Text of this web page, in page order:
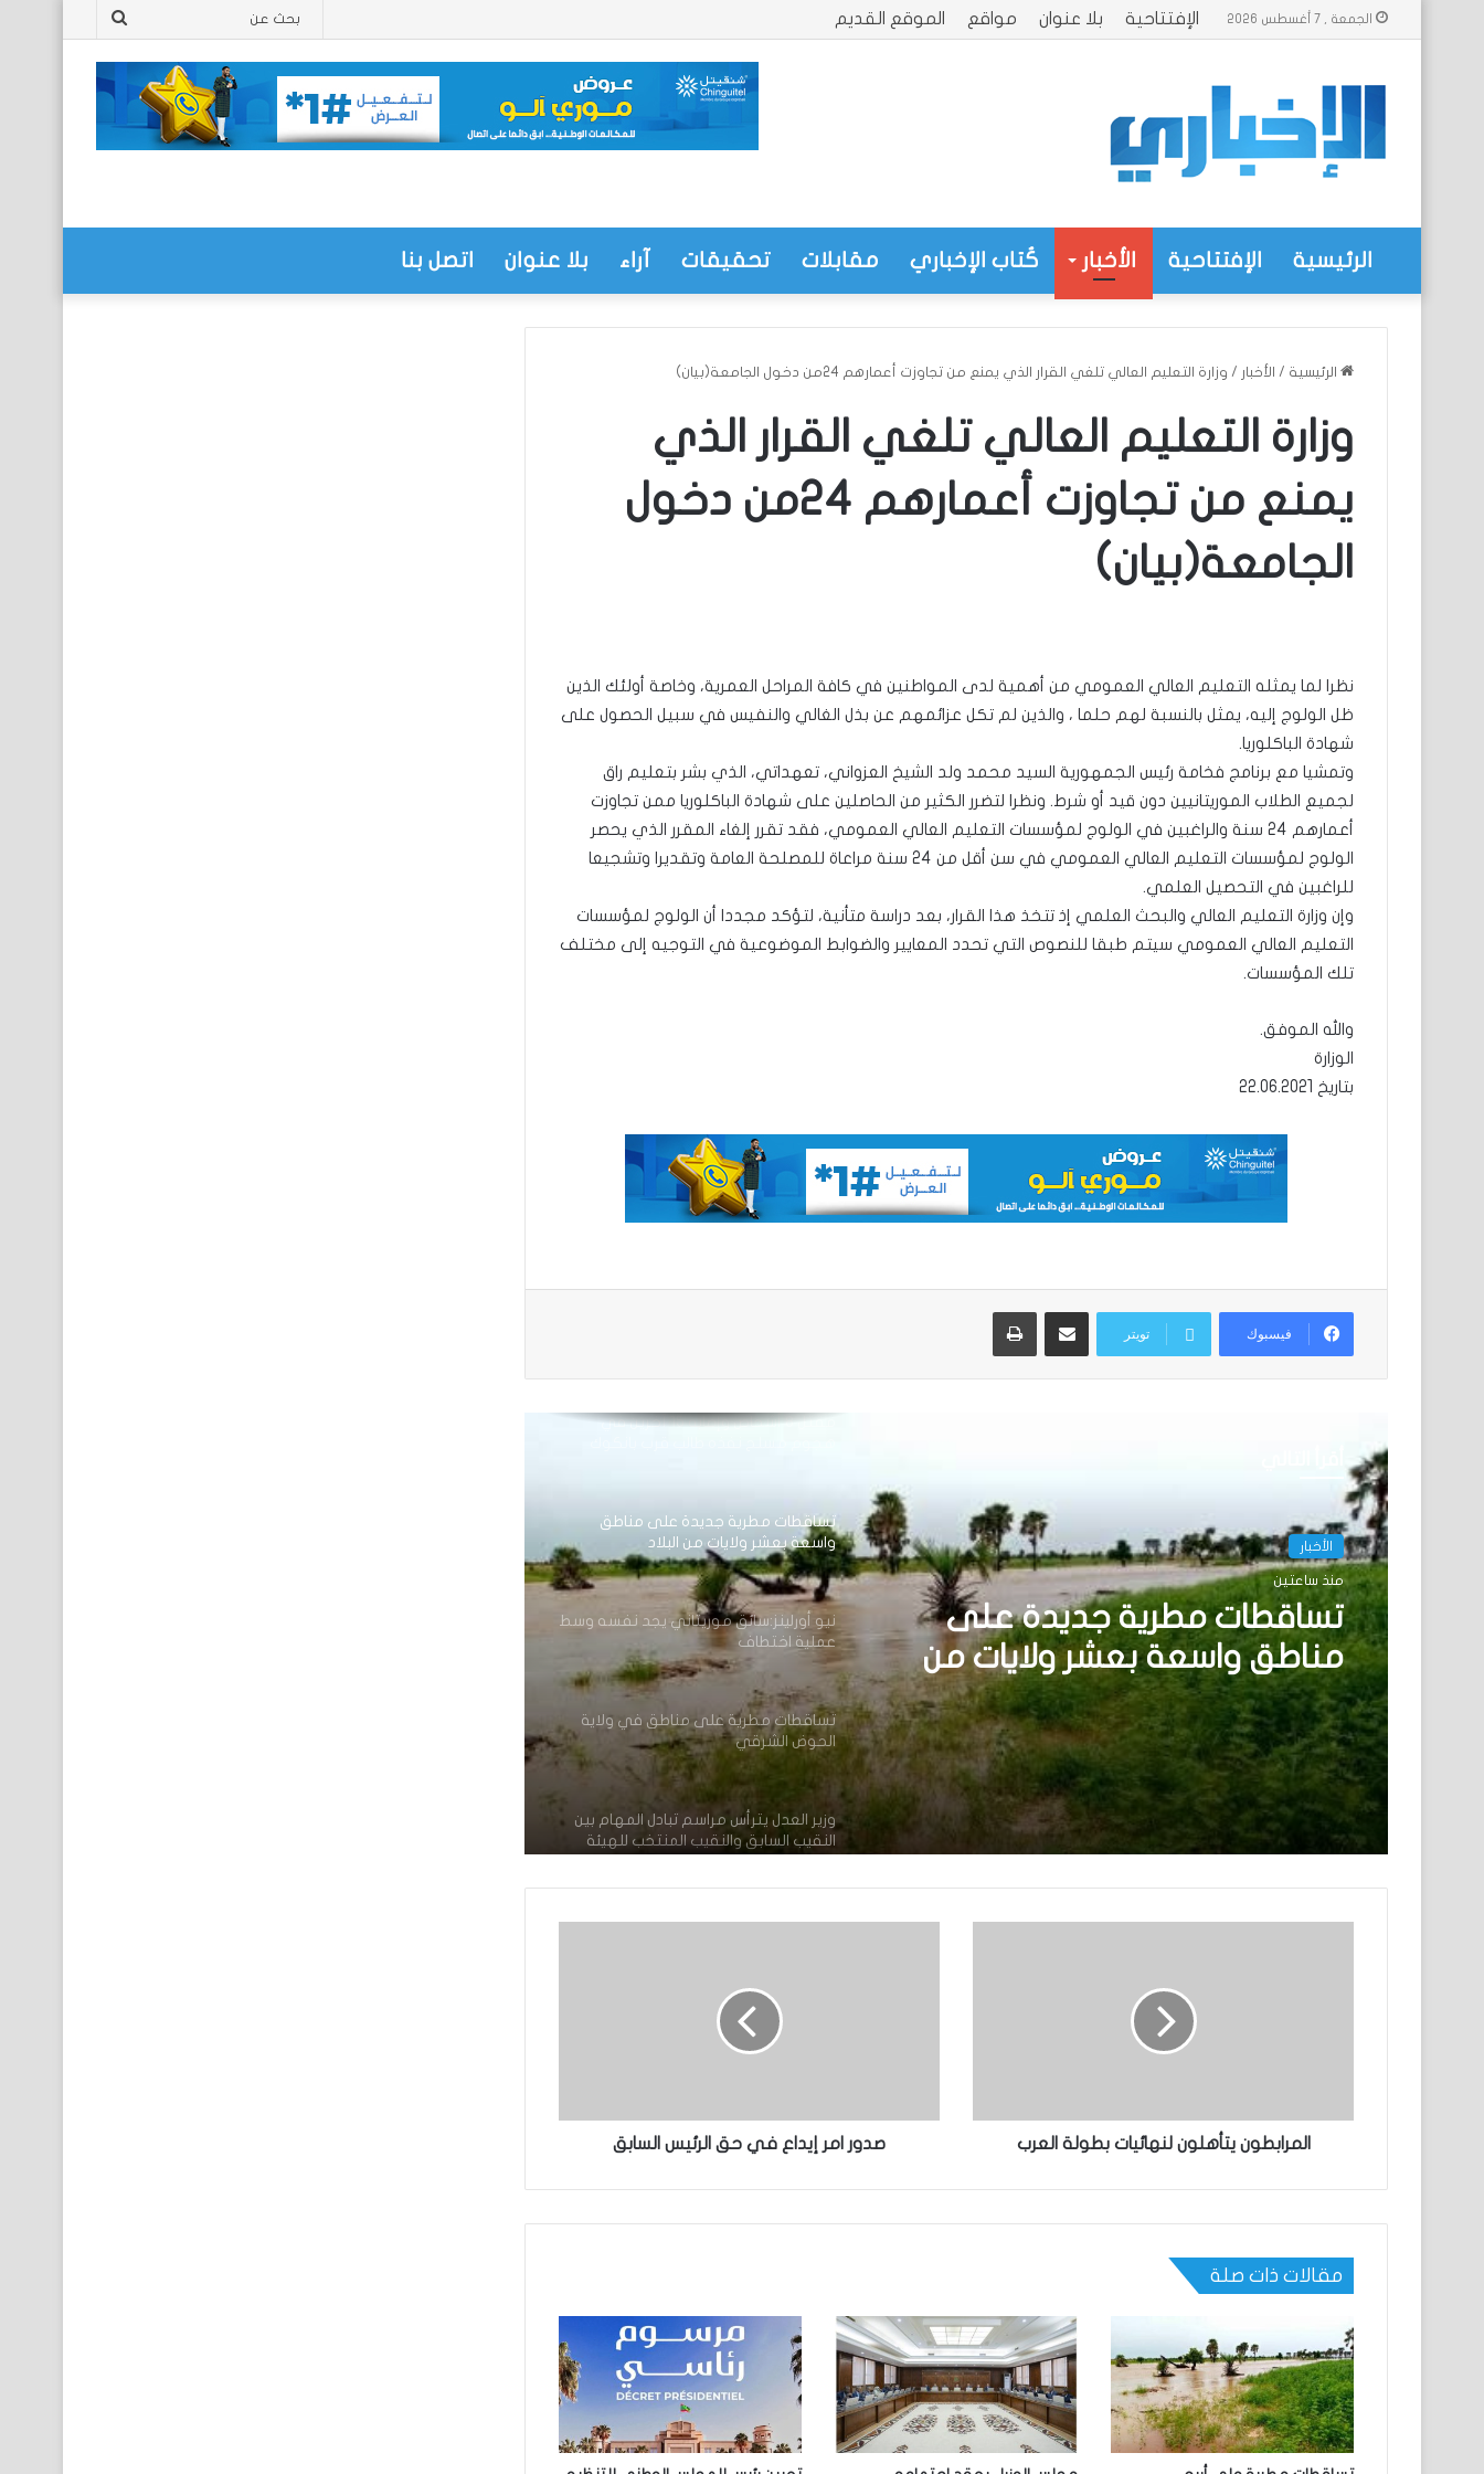
الجمعة , 7 أغسطس 2026 الإفتتاحية بلا عنوان مواقع الموقع القديم بحث
الرئيسية الإفتتاحية الأخبار كُتاب الإخباري مقابلات تحقيقات آراء بلا عنوان اتصل بنا
الرئيسية / الأخبار / وزارة التعليم العالي تلغي القرار الذي يمنع من تجاوزت أعمارهم 24من دخول الجامعة(بيان)
وزارة التعليم العالي تلغي القرار الذي
يمنع من تجاوزت أعمارهم 24من دخول
الجامعة(بيان)
نظرا لما يمثله التعليم العالي العمومي من أهمية لدى المواطنين في كافة المراحل العمرية، وخاصة أولئك الذين
ظل الولوج إليه، يمثل بالنسبة لهم حلما ، والذين لم تكل عزائمهم عن بذل الغالي والنفيس في سبيل الحصول على
شهادة الباكلوريا.
وتمشيا مع برنامج فخامة رئيس الجمهورية السيد محمد ولد الشيخ العزواني، تعهداتي، الذي بشر بتعليم راق
لجميع الطلاب الموريتانيين دون قيد أو شرط. ونظرا لتضرر الكثير من الحاصلين على شهادة الباكلوريا ممن تجاوزت
أعمارهم 24 سنة والراغبين في الولوج لمؤسسات التعليم العالي العمومي، فقد تقرر إلغاء المقرر الذي يحصر
الولوج لمؤسسات التعليم العالي العمومي في سن أقل من 24 سنة مراعاة للمصلحة العامة وتقديرا وتشجيعا
للراغبين في التحصيل العلمي.
وإن وزارة التعليم العالي والبحث العلمي إذ تتخذ هذا القرار، بعد دراسة متأنية، لتؤكد مجددا أن الولوج لمؤسسات
التعليم العالي العمومي سيتم طبقا للنصوص التي تحدد المعايير والضوابط الموضوعية في التوجيه إلى مختلف
تلك المؤسسات.
والله الموفق.
الوزارة
بتاريخ 22.06.2021
فيسبوك تويتر
مشاركة عبر البريد طباعة
الأخبار
منذ ساعتين
تساقطات مطرية جديدة على
مناطق واسعة بعشر ولايات من
البلاد
توقع عواصف رعدية قوية على جنوب
غرب موريتانيا وشمال السنغال
مقتل 8 أشخاص وإصابة 15 آخرين في
تساقطات مطرية جديدة على مناطق
واسعة بعشر ولايات من البلاد
نيو أورلينز:سائق موريتاني يجد نفسه وسط
عملية اختطاف
تساقطات مطرية على مناطق في ولاية
الحوض الشرقي
وزير العدل يترأس مراسم تبادل المهام بين
النقيب السابق والنقيب المنتخب للهيئة
تعيين محمد محمود ولد داهي رئيسا
إشادة بكفاءة المهندس محمد سليمان ولد
بَلَّال بعد تألقه في المنتدى الموريتاني
توقع عواصف رعدية قوية على جنوب
غرب موريتانيا وشمال السنغال
الإخباري ينشر بيان مجلس الوزراء
مقتل 8 أشخاص وإصابة 15 آخرين في
هجوم مسلح نفذه طالب قرب بانكوك
المرابطون يتأهلون لنهائيات بطولة العرب صدور امر إيداع في حق الرئيس السابق
مقالات ذات صلة